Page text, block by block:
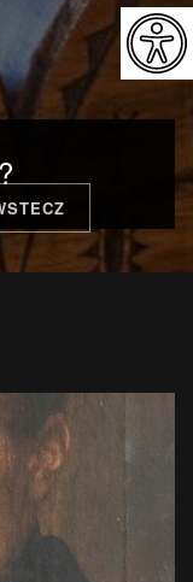
FRANÇAIS
ITALIANO
日本語